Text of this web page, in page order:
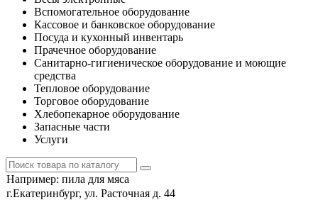
Вспомогательное оборудование
Кассовое и банковское оборудование
Посуда и кухонный инвентарь
Прачечное оборудование
Санитарно-гигиеническое оборудование и моющие
средства
Тепловое оборудование
Торговое оборудование
Хлебопекарное оборудование
Запасные части
Услуги
Например: пила для мяса
г.Екатеринбург, ул. Расточная д. 44